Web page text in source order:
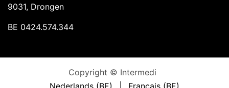
9031, Drongen
BE 0424.574.344
Copyright © Intermedi